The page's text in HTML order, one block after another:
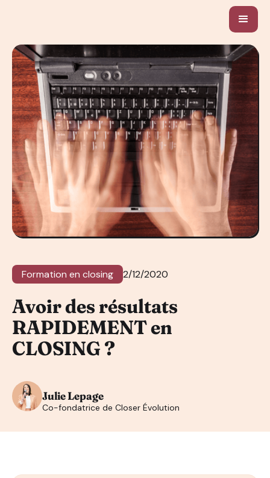
Formation en closing 2/12/2020
Avoir des résultats
RAPIDEMENT en
CLOSING ?
Julie Lepage
Co-fondatrice de Closer Évolution